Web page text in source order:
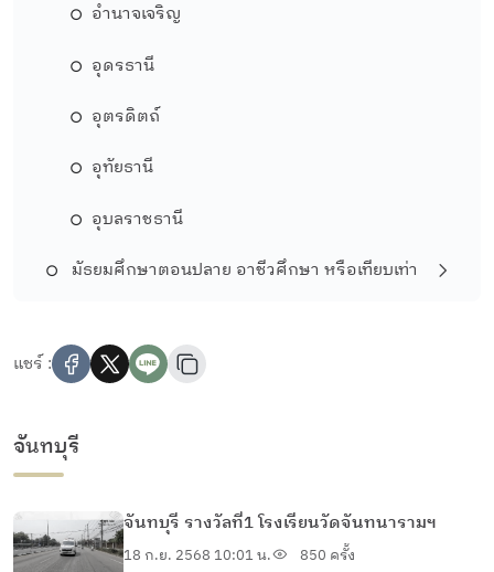
อำนาจเจริญ
อุดรธานี
อุตรดิตถ์
อุทัยธานี
อุบลราชธานี
มัธยมศึกษาตอนปลาย อาชีวศึกษา หรือเทียบเท่า
แชร์ :
จันทบุรี
จันทบุรี รางวัลที่1 โรงเรียนวัดจันทนารามฯ
18 ก.ย. 2568 10:01 น. 850 ครั้ง